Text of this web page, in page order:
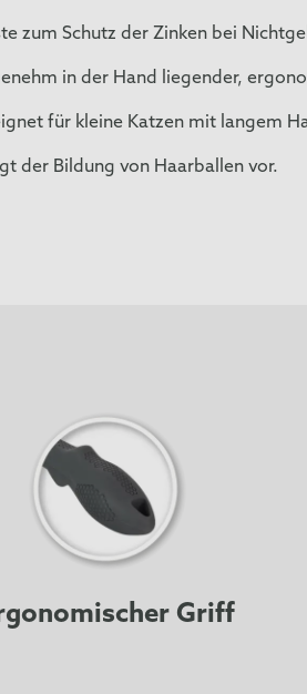
zum Schutz der Zinken bei
in der Hand liegender,
für kleine Katzen mit langem
der Bildung von Haarballen vor.
Griff